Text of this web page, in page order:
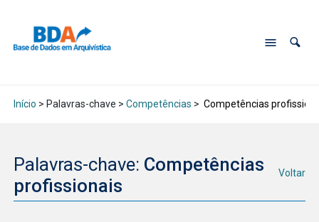
Início > Palavras-chave > Competências > Competências
Palavras-chave: Competências
profissionais
Voltar